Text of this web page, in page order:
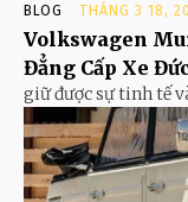
BLOG THÁNG 3 18,
Volkswagen
Đẳng Cấp Xe Đức
giữ được sự tinh tế